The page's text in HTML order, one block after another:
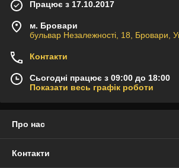
Працює з 17.10.2017
м. Бровари
бульвар Незалежності, 18, Бровари,
Контакти
Сьогодні працює з 09:00 до 18:00
Показати весь графік роботи
Про нас
Контакти